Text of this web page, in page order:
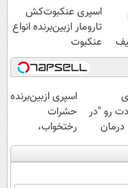
اسپری عنکبوت‌‌کش
تارومار ازبین‌برنده انواع
عنکبوت
رو "در
درمان
+
اسپری ازبین‌برنده
حشرات
رختخواب،
مناسب برای
مقابله با انواع